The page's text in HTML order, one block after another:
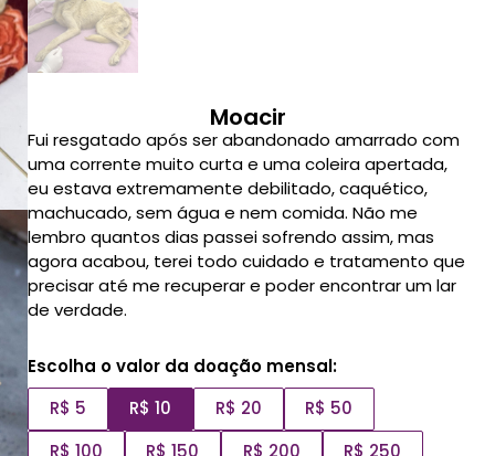
Moacir
Fui resgatado após ser abandonado amarrado com
uma corrente muito curta e uma coleira apertada,
eu estava extremamente debilitado, caquético,
machucado, sem água e nem comida. Não me
lembro quantos dias passei sofrendo assim, mas
agora acabou, terei todo cuidado e tratamento que
precisar até me recuperar e poder encontrar um lar
de verdade.
Escolha o valor da doação mensal:
R$ 5
R$ 10 R$ 20
R$ 50
R$ 100
R$ 150 R$ 200 R$ 250